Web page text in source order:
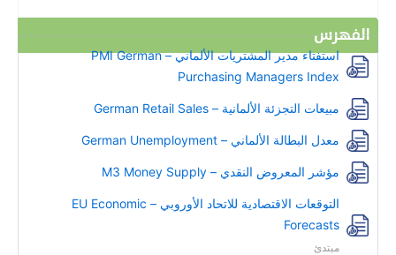
الفهرس
استفتاء مدير المشتريات الألماني – PMI German
Purchasing Managers Index
مبيعات التجزئة الألمانية – German Retail Sales
معدل البطالة الألماني – German Unemployment
مؤشر المعروض النقدي – M3 Money Supply
التوقعات الاقتصادية للاتحاد الأوروبي – EU Economic
Forecasts
مبتدئ